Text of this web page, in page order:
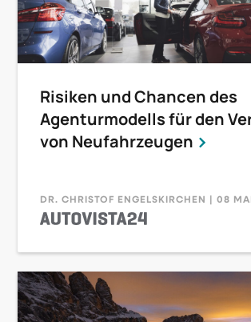
Risiken und Chancen des
Agenturmodells für den
von Neufahrzeugen
DR. CHRISTOF ENGELSKIRCHEN | 08